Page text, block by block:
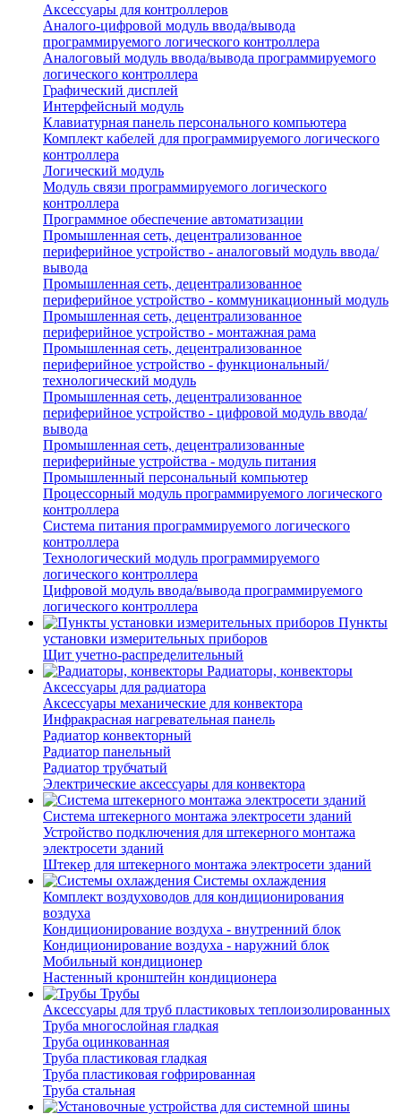
Аксессуары для контроллеров
Аналого-цифровой модуль ввода/вывода
программируемого логического контроллера
Аналоговый модуль ввода/вывода программируемого
логического контроллера
Графический дисплей
Интерфейсный модуль
Клавиатурная панель персонального компьютера
Комплект кабелей для программируемого логического
контроллера
Логический модуль
Модуль связи программируемого логического
контроллера
Программное обеспечение автоматизации
Промышленная сеть, децентрализованное
периферийное устройство - аналоговый модуль ввода/
вывода
Промышленная сеть, децентрализованное
периферийное устройство - коммуникационный модуль
Промышленная сеть, децентрализованное
периферийное устройство - монтажная рама
Промышленная сеть, децентрализованное
периферийное устройство - функциональный/
технологический модуль
Промышленная сеть, децентрализованное
периферийное устройство - цифровой модуль ввода/
вывода
Промышленная сеть, децентрализованные
периферийные устройства - модуль питания
Промышленный персональный компьютер
Процессорный модуль программируемого логического
контроллера
Система питания программируемого логического
контроллера
Технологический модуль программируемого
логического контроллера
Цифровой модуль ввода/вывода программируемого
логического контроллера
Пункты
установки измерительных приборов
Щит учетно-распределительный
Радиаторы, конвекторы
Аксессуары для радиатора
Аксессуары механические для конвектора
Инфракрасная нагревательная панель
Радиатор конвекторный
Радиатор панельный
Радиатор трубчатый
Электрические аксессуары для конвектора
Система штекерного монтажа электросети зданий
Устройство подключения для штекерного монтажа
электросети зданий
Штекер для штекерного монтажа электросети зданий
Системы охлаждения
Комплект воздуховодов для кондиционирования
воздуха
Кондиционирование воздуха - внутренний блок
Кондиционирование воздуха - наружний блок
Мобильный кондиционер
Настенный кронштейн кондиционера
Трубы
Аксессуары для труб пластиковых теплоизолированных
Труба многослойная гладкая
Труба оцинкованная
Труба пластиковая гладкая
Труба пластиковая гофрированная
Труба стальная